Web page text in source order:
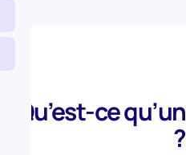
Qu’est-ce
?